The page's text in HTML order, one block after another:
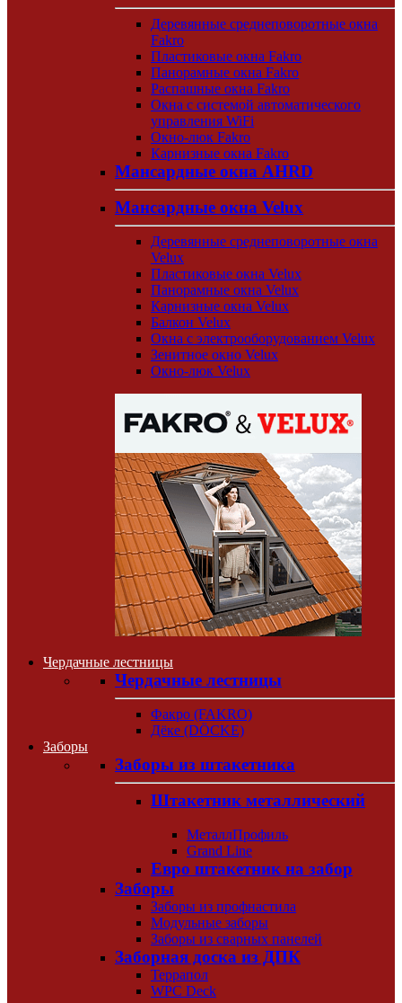
Деревянные среднеповоротные окна
Fakro
Пластиковые окна Fakro
Панорамные окна Fakro
Распашные окна Fakro
Окна с системой автоматического
управления WiFi
Окно-люк Fakro
Карнизные окна Fakro
Мансардные окна AHRD
Мансардные окна Velux
Деревянные среднеповоротные окна
Velux
Пластиковые окна Velux
Панорамные окна Velux
Карнизные окна Velux
Балкон Velux
Окна с электрооборудованием Velux
Зенитное окно Velux
Окно-люк Velux
Чердачные лестницы
Чердачные лестницы
Факро (FAKRO)
Дёке (DÖCKE)
Заборы
Заборы из штакетника
Штакетник металлический
МеталлПрофиль
Grand Line
Евро штакетник на забор
Заборы
Заборы из профнастила
Модульные заборы
Заборы из сварных панелей
Заборная доска из ДПК
Террапол
WPC Deck